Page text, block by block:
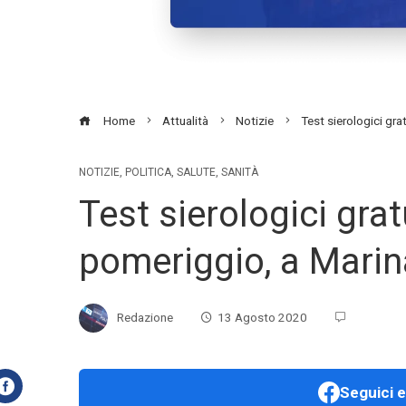
Home Attualità Notizie Test sierologici
NOTIZIE, POLITICA, SALUTE, SANITÀ
Test sierologici
pomeriggio, a
Redazione 13 Agosto 2020
Seguici